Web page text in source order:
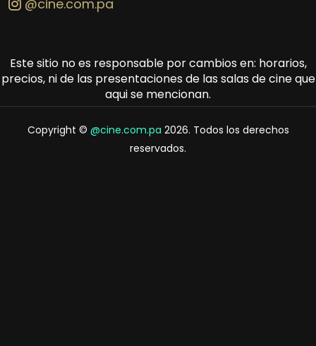
@cine.com.pa
Este sitio no es responsable por cambios en: horarios,
precios, ni de las presentaciones de las salas de cine que
aqui se mencionan.
Copyright © @cine.com.pa 2026. Todos los derechos
reservados.